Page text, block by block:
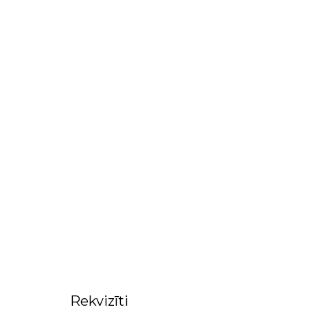
Rekvizīti